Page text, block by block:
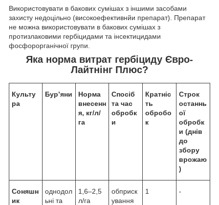
Використовувати в бакових сумішах з іншими засобами
захисту недоцільно (високоефективнйи препарат). Препарат
не можна використовувати в бакових сумішах з
протизлаковими гербіцидами та інсектицидами
фосфорорганічної групи.
Яка норма витрат гербіциду Євро-
Лайтнінг Плюс?
Культу
ра
Бур’яни
Норма
внесенн
я, кг/л/
га
Спосіб
та час
обробк
и
Кратніс
ть
обробо
к
Строк
останнь
ої
обробк
и (днів
до
збору
врожаю
)
Соняшн
ик
однодол
ьні та
1,6–2,5
л/га
обприск
ування
1 -